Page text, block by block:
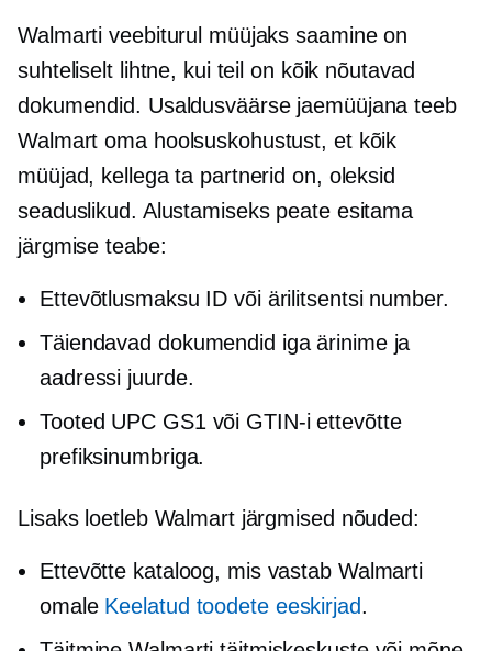
Walmarti veebiturul müüjaks saamine on
suhteliselt lihtne, kui teil on kõik nõutavad
dokumendid. Usaldusväärse jaemüüjana teeb
Walmart oma hoolsuskohustust, et kõik
müüjad, kellega ta partnerid on, oleksid
seaduslikud. Alustamiseks peate esitama
järgmise teabe:
Ettevõtlusmaksu ID või ärilitsentsi number.
Täiendavad dokumendid iga ärinime ja
aadressi juurde.
Tooted UPC GS1 või GTIN-i ettevõtte
prefiksinumbriga.
Lisaks loetleb Walmart järgmised nõuded:
Ettevõtte kataloog, mis vastab Walmarti
omale Keelatud toodete eeskirjad.